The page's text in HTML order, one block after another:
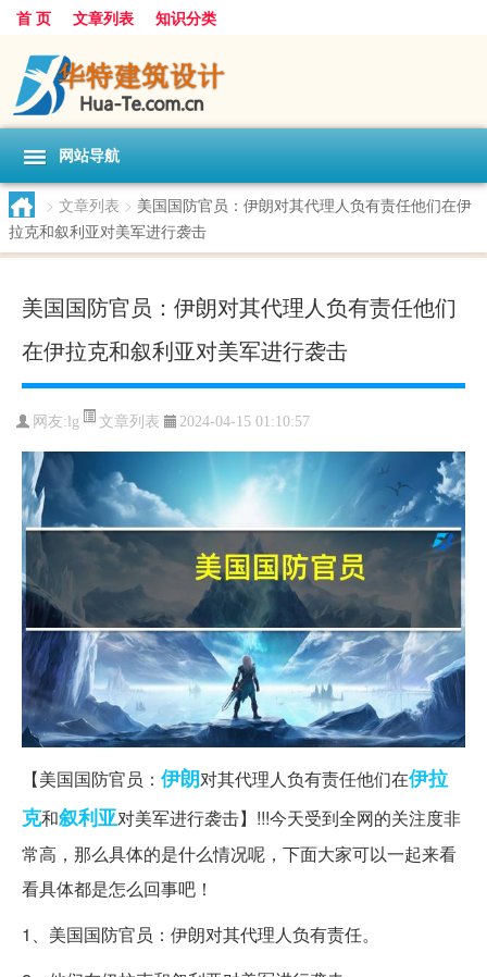
首 页 文章列表 知识分类
网站导航
> 文章列表 > 美国国防官员：伊朗对其代理人负有责任他们在伊
拉克和叙利亚对美军进行袭击
美国国防官员：伊朗对其代理人负有责任他们
在伊拉克和叙利亚对美军进行袭击
网友: lg 文章列表 2024-04-15 01:10:57
【美国国防官员： 伊朗对其代理人负有责任他们在伊拉
克和叙利亚对美军进行袭击】!!!今天受到全网的关注度非
常高，那么具体的是什么情况呢，下面大家可以一起来看
看具体都是怎么回事吧！
1、美国国防官员：伊朗对其代理人负有责任。